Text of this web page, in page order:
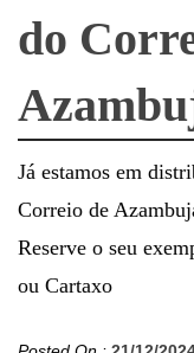
do
Já estamos em
Correio de
Reserve o seu
ou Cartaxo